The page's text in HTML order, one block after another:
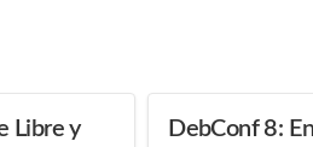
Libre y
DebConf 8: